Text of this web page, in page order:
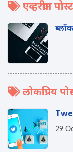
एव्हरग्रीन पोस्ट
लोकप्रिय
29